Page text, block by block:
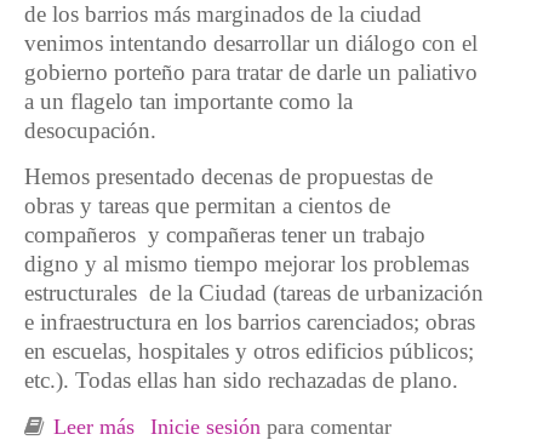
de los barrios más marginados de la ciudad
venimos intentando desarrollar un diálogo con el
gobierno porteño para tratar de darle un paliativo
a un flagelo tan importante como la
desocupación.
Hemos presentado decenas de propuestas de
obras y tareas que permitan a cientos de
compañeros y compañeras tener un trabajo
digno y al mismo tiempo mejorar los problemas
estructurales de la Ciudad (tareas de urbanización
e infraestructura en los barrios carenciados; obras
en escuelas, hospitales y otros edificios públicos;
etc.). Todas ellas han sido rechazadas de plano.
Leer más sobre Urgente! Acampe de cooperativistas
Inicie sesión para comentar